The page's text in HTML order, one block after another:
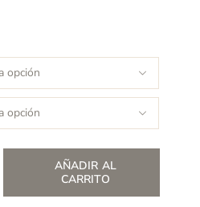


AÑADIR AL
CARRITO